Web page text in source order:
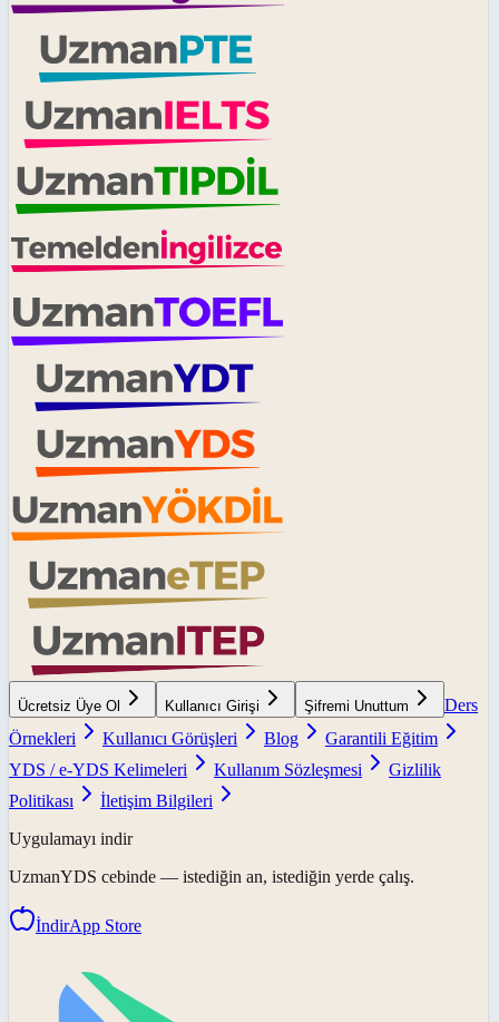
Ücretsiz Üye Ol Kullanıcı Girişi Şifremi Unuttum
Ders
Örnekleri
Kullanıcı Görüşleri Blog
Garantili Eğitim
YDS / e-YDS Kelimeleri
Kullanım Sözleşmesi
Gizlilik
Politikası
İletişim Bilgileri
Uygulamayı indir
UzmanYDS cebinde — istediğin an, istediğin yerde çalış.
İndirApp Store